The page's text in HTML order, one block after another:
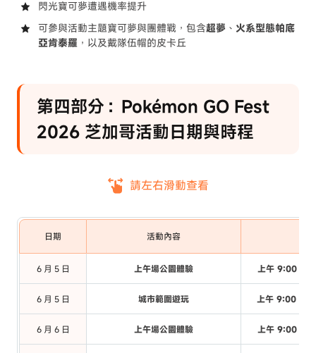
閃光寶可夢遭遇機率提升
可參與活動主題寶可夢與團體戰，包含超夢 、 火系型態帕底
亞肯泰羅 ，以及戴隊伍帽的皮卡丘
第四部分：Pokémon GO Fest
2026 芝加哥活動日期與時程
請左右滑動查看
日期 活動內容
6 月 5 日 上午場公園體驗 上午 9:00 –
6 月 5 日 城市範圍遊玩 上午 9:00 –
6 月 6 日 上午場公園體驗 上午 9:00 –